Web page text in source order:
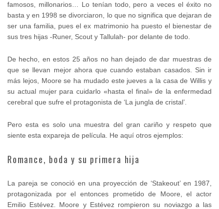
famosos, millonarios… Lo tenían todo, pero a veces el éxito no
basta y en 1998 se divorciaron, lo que no significa que dejaran de
ser una familia, pues el ex matrimonio ha puesto el bienestar de
sus tres hijas -Runer, Scout y Tallulah- por delante de todo.
De hecho, en estos 25 años no han dejado de dar muestras de
que se llevan mejor ahora que cuando estaban casados. Sin ir
más lejos, Moore se ha mudado este jueves a la casa de Willis y
su actual mujer para cuidarlo «hasta el final» de la enfermedad
cerebral que sufre el protagonista de ‘La jungla de cristal’.
Pero esta es solo una muestra del gran cariño y respeto que
siente esta expareja de película. He aquí otros ejemplos:
Romance, boda y su primera hija
La pareja se conoció en una proyección de ‘Stakeout’ en 1987,
protagonizada por el entonces prometido de Moore, el actor
Emilio Estévez. Moore y Estévez rompieron su noviazgo a las